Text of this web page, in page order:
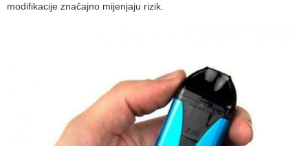
modifikacije značajno mijenjaju rizik.